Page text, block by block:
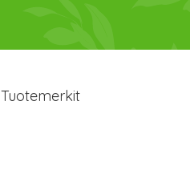
Tuotemerkit